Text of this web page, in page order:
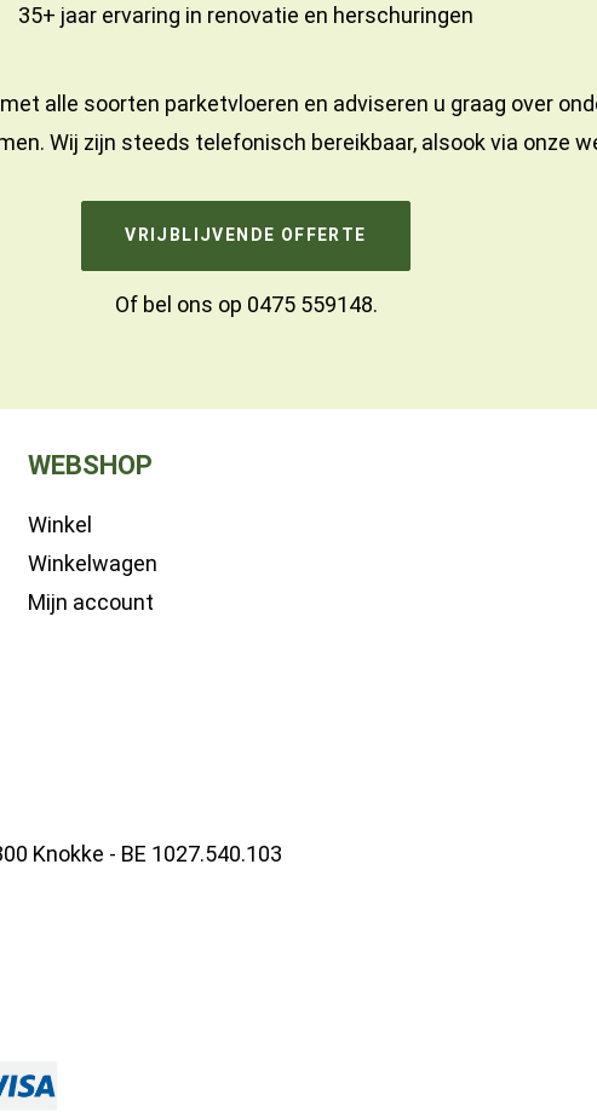
35+ jaar ervaring in renovatie en herschuringen
alle soorten parketvloeren en adviseren u graag over
Wij zijn steeds telefonisch bereikbaar, alsook via onze
VRIJBLIJVENDE OFFERTE
Of bel ons op 0475 559148.
WEBSHOP
Winkel
Winkelwagen
Mijn account
Knokke - BE 1027.540.103